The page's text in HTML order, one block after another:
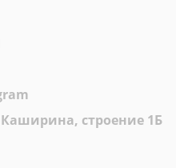
строение 1Б